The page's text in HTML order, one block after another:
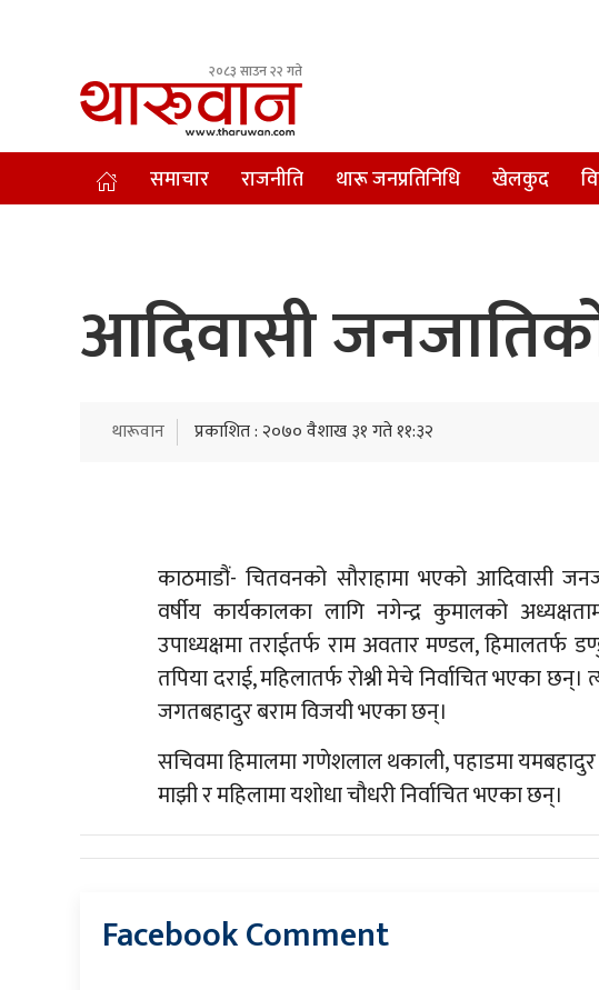
२०८३ साउन २२ गते
Leading Newsportal from Tharu Community Nepal.
समाचार राजनीति थारू जनप्रतिनिधि खेलकुद
आदिवासी
थारूवान प्रकाशित : २०७० वैशाख ३१ गते ११:३२
काठमाडौं- चितवनको सौराहामा भएको आदिवासी
वर्षीय कार्यकालका लागि नगेन्द्र कुमालको
उपाध्यक्षमा तराईतर्फ राम अवतार मण्डल, हिमालतर्फ
तपिया दराई, महिलातर्फ रोश्नी मेचे निर्वाचित भएका
जगतबहादुर बराम विजयी भएका छन्।
सचिवमा हिमालमा गणेशलाल थकाली, पहाडमा यमबहादुर
माझी र महिलामा यशोधा चौधरी निर्वाचित भएका छन्।
Facebook Comment